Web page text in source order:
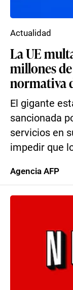
La UE
millones
normativa
El gigante
sancionada
servicios en
impedir que
Actualidad
Agencia AFP